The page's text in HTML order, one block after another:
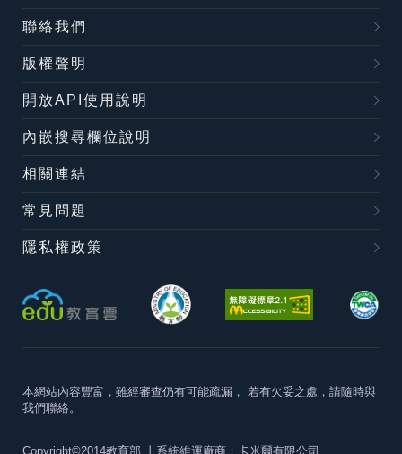
聯絡我們
版權聲明
開放API使用說明
內嵌搜尋欄位說明
相關連結
常見問題
隱私權政策
本網站內容豐富，雖經審查仍有可能疏漏， 若有欠妥之處，請隨時與
我們聯絡。
Copyright©2014教育部 丨系統維運廠商：卡米爾有限公司